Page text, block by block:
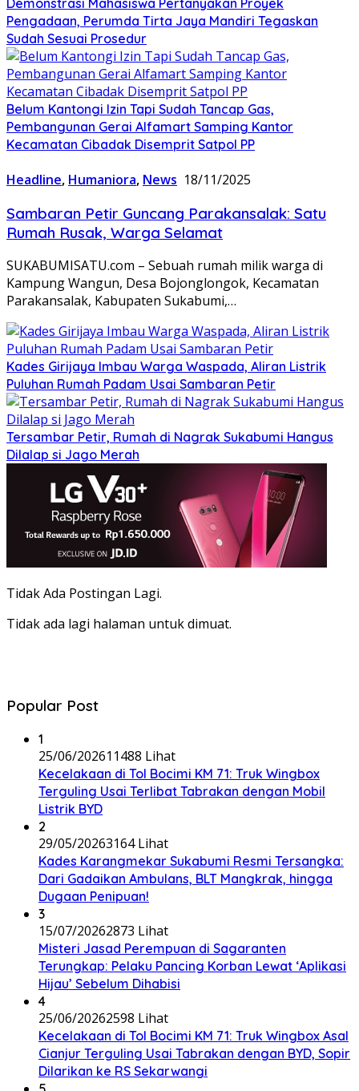
Pengadaan, Perumda Tirta Jaya Mandiri Tegaskan
Sudah Sesuai Prosedur
Belum Kantongi Izin Tapi Sudah Tancap Gas,
Pembangunan Gerai Alfamart Samping Kantor
Kecamatan Cibadak Disemprit Satpol PP
Headline, Humaniora, News 18/11/2025
Sambaran Petir Guncang Parakansalak: Satu
Rumah Rusak, Warga Selamat
SUKABUMISATU.com – Sebuah rumah milik warga di
Kampung Wangun, Desa Bojonglongok, Kecamatan
Parakansalak, Kabupaten Sukabumi,…
Kades Girijaya Imbau Warga Waspada, Aliran Listrik
Puluhan Rumah Padam Usai Sambaran Petir
Tersambar Petir, Rumah di Nagrak Sukabumi Hangus
Dilalap si Jago Merah
Tidak Ada Postingan Lagi.
Tidak ada lagi halaman untuk dimuat.
Popular Post
1
25/06/202611488 Lihat
Kecelakaan di Tol Bocimi KM 71: Truk Wingbox
Terguling Usai Terlibat Tabrakan dengan Mobil
Listrik BYD
2
29/05/20263164 Lihat
Kades Karangmekar Sukabumi Resmi Tersangka:
Dari Gadaikan Ambulans, BLT Mangkrak, hingga
Dugaan Penipuan!
3
15/07/20262873 Lihat
Misteri Jasad Perempuan di Sagaranten
Terungkap: Pelaku Pancing Korban Lewat ‘Aplikasi
Hijau’ Sebelum Dihabisi
4
25/06/20262598 Lihat
Kecelakaan di Tol Bocimi KM 71: Truk Wingbox Asal
Cianjur Terguling Usai Tabrakan dengan BYD, Sopir
Dilarikan ke RS Sekarwangi